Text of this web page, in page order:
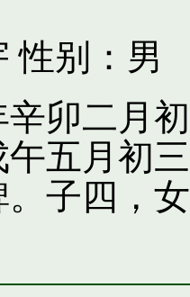
性别：男
卯二月
五月初
子四，